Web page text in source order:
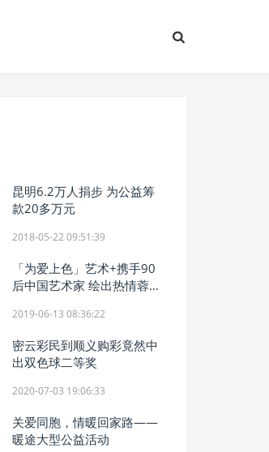
昆明6.2万人捐步 为公益筹
款20多万元
2018-05-22 09:51:39
「为爱上色」艺术+携手90
后中国艺术家 绘出热情蓉城
2019-06-13 08:36:22
密云彩民到顺义购彩竟然中
出双色球二等奖
2020-07-03 19:06:33
关爱同胞，情暖回家路——
暖途大型公益活动